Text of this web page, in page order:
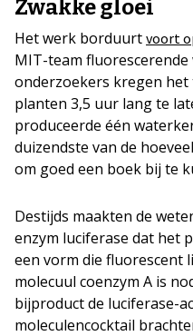
Zwakke gloei
Het werk borduurt voort
MIT-team
onderzoekers kregen
planten 3,5 uur lang te
produceerde één
duizendste van de
om goed een boek bij te
Destijds maakten de
enzym luciferase dat het
een vorm die fluorescent
molecuul coenzym A is
bijproduct de luciferase-
moleculencocktail